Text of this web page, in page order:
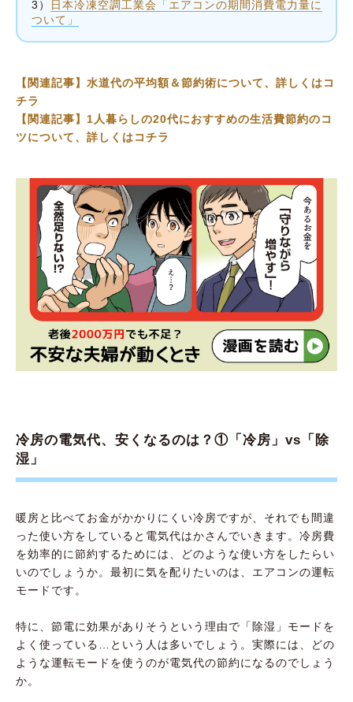
3）
日本冷凍空調工業会「エアコンの期間消費電力量に
ついて」
【関連記事】水道代の平均額＆節約術について、詳しくはコ
チラ
【関連記事】1人暮らしの20代におすすめの生活費節約のコ
ツについて、詳しくはコチラ
冷房の電気代、安くなるのは？①「冷房」vs「除
湿」
暖房と比べてお金がかかりにくい冷房ですが、それでも間違
った使い方をしていると電気代はかさんでいきます。冷房費
を効率的に節約するためには、どのような使い方をしたらい
いのでしょうか。最初に気を配りたいのは、エアコンの運転
モードです。
特に、節電に効果がありそうという理由で「除湿」モードを
よく使っている…という人は多いでしょう。実際には、どの
ような運転モードを使うのが電気代の節約になるのでしょう
か。